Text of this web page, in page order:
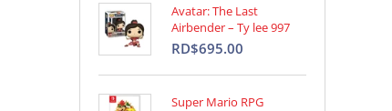
Avatar: The Last
Airbender – Ty lee 997
RD$695.00
Super Mario RPG